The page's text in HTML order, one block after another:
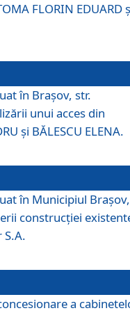
FLORIN EDUARD
în Braşov, str.
unui acces din
şi BĂLESCU ELENA.
în Municipiul
construcţiei
S.A.
a